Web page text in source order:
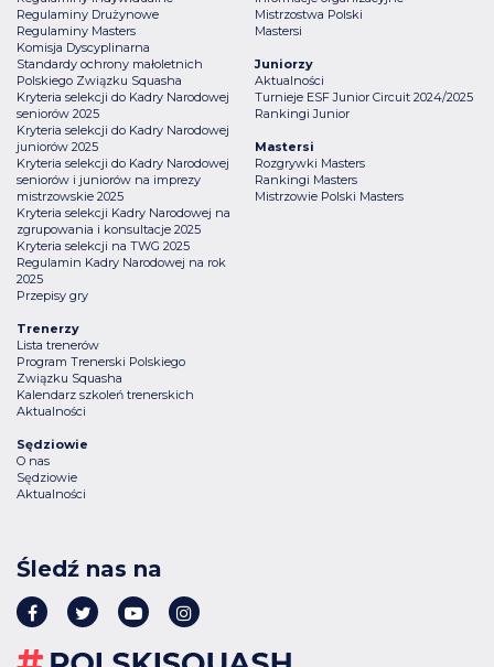
Mistrzostwa Polski
Mastersi
Juniorzy
Aktualności
Turnieje ESF Junior Circuit 2024/2025
Rankingi Junior
Mastersi
Rozgrywki Masters
Rankingi Masters
Mistrzowie Polski Masters
Regulaminy Drużynowe
Regulaminy Masters
Komisja Dyscyplinarna
Standardy ochrony małoletnich
Polskiego Związku Squasha
Kryteria selekcji do Kadry Narodowej
seniorów 2025
Kryteria selekcji do Kadry Narodowej
juniorów 2025
Kryteria selekcji do Kadry Narodowej
seniorów i juniorów na imprezy
mistrzowskie 2025
Kryteria selekcji Kadry Narodowej na
zgrupowania i konsultacje 2025
Kryteria selekcji na TWG 2025
Regulamin Kadry Narodowej na rok
2025
Przepisy gry
Trenerzy
Lista trenerów
Program Trenerski Polskiego
Związku Squasha
Kalendarz szkoleń trenerskich
Aktualności
Sędziowie
O nas
Sędziowie
Aktualności
Śledź nas na